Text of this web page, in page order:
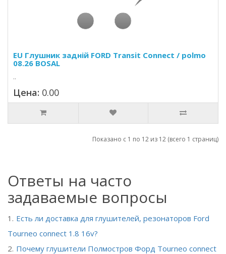
EU Глушник задній FORD Transit Connect / polmo
08.26 BOSAL
..
Цена: 0.00
Показано с 1 по 12 из 12 (всего 1 страниц)
Ответы на часто
задаваемые вопросы
Есть ли доставка для глушителей, резонаторов Ford
Tourneo connect 1.8 16v?
Почему глушители Полмостров Форд Tourneo connect